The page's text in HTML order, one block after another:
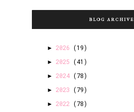
BLOG ARCHIVE
► 2026 (19)
► 2025 (41)
► 2024 (78)
► 2023 (79)
► 2022 (78)